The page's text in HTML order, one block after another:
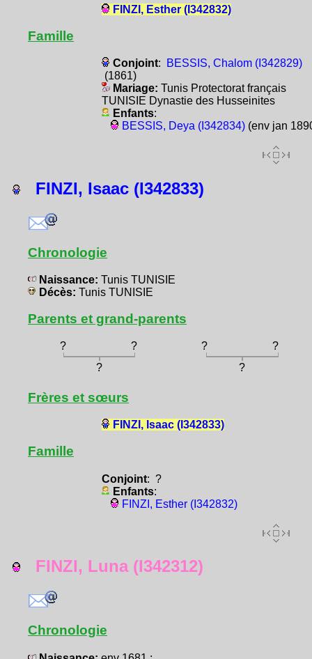
FINZI, Esther (I342832)
Famille
Conjoint:
BESSIS, Chalom (I342829)
(1861)
Mariage: Tunis Protectorat français
TUNISIE Dynastie des Husseinites
Enfants:
BESSIS, Deya (I342834)(env jan
FINZI, Isaac (I342833)
Chronologie
Naissance: Tunis TUNISIE
Décès: Tunis TUNISIE
Parents et grand-parents
? ? ?
?
?
?
Frères et sœurs
FINZI, Isaac (I342833)
Famille
Conjoint: ?
Enfants:
FINZI, Esther (I342832)
FINZI, Luna (I342312)
Chronologie